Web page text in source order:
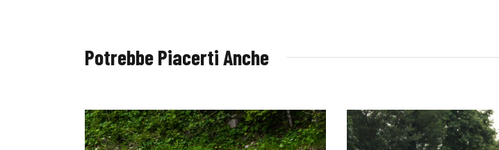
Potrebbe Piacerti Anche